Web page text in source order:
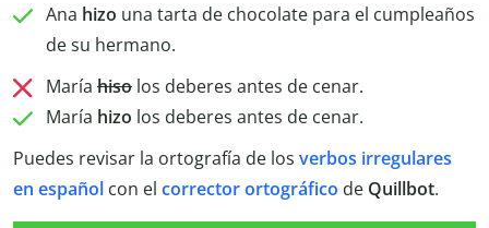
Ana hizo una tarta de chocolate para el cumpleaños
de su hermano.
María hiso los deberes antes de cenar.
María hizo los deberes antes de cenar.
Puedes revisar la ortografía de los verbos irregulares
en español con el corrector ortográfico de Quillbot.